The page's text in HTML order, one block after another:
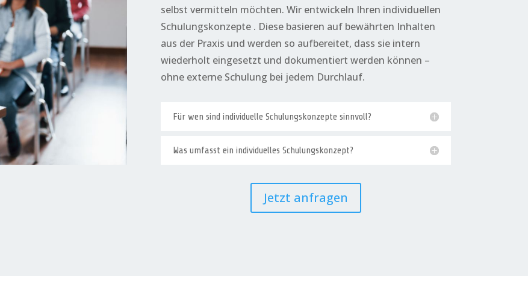
selbst vermitteln möchten. Wir entwickeln Ihren individuellen
Schulungskonzepte . Diese basieren auf bewährten Inhalten
aus der Praxis und werden so aufbereitet, dass sie intern
wiederholt eingesetzt und dokumentiert werden können –
ohne externe Schulung bei jedem Durchlauf.
Für wen sind individuelle Schulungskonzepte sinnvoll?
Was umfasst ein individuelles Schulungskonzept?
Jetzt anfragen